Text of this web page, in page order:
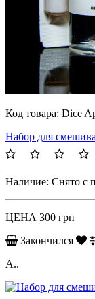
Код товара: Dice
Набор для
Наличие: Снято с
ЦЕНА 300 грн
Закончился
A..